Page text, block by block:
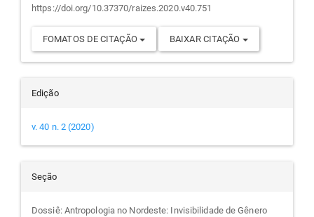
https://doi.org/10.37370/raizes.2020.v40.751
FOMATOS DE CITAÇÃO BAIXAR CITAÇÃO
Edição
v. 40 n. 2 (2020)
Seção
Dossiê: Antropologia no Nordeste: Invisibilidade de Gênero